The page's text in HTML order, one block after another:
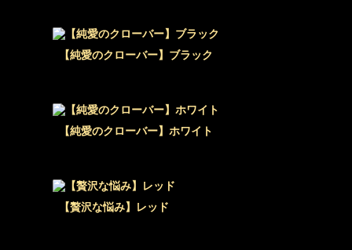
【純愛のクローバー】ブラック
【純愛のクローバー】ホワイト
【贅沢な悩み】レッド